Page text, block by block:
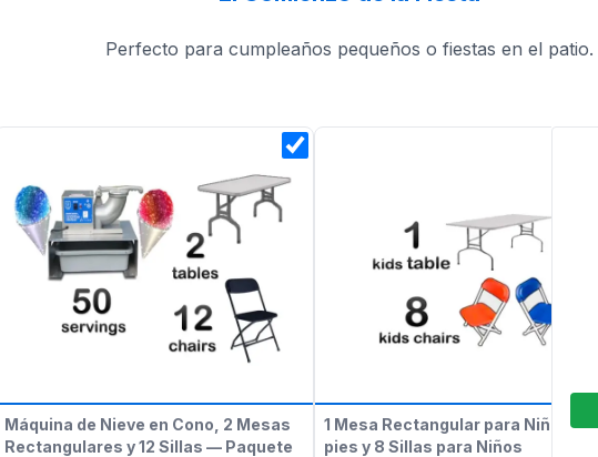
Perfecto para cumpleaños pequeños o fiestas en el patio.
Máquina de Nieve en Cono, 2 Mesas
Rectangulares y 12 Sillas — Paquete
1 Mesa Rectangular para Niños de
pies y 8 Sillas para Niños